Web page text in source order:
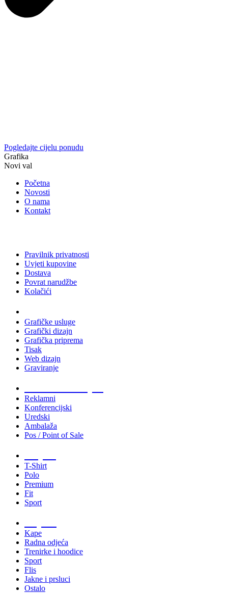
Pogledajte cijelu ponudu
Grafika
Novi val
Početna
Novosti
O nama
Kontakt
Pravilnik privatnosti
Uvjeti kupovine
Dostava
Povrat narudžbe
Kolačići
Grafičke usluge
Grafički dizajn
Grafička priprema
Tisak
Web dizajn
Graviranje
Reklamni
Konferencijski
Uredski
Ambalaža
Pos / Point of Sale
T-Shirt
Polo
Premium
Fit
Sport
Kape
Radna odjeća
Trenirke i hoodice
Sport
Flis
Jakne i prsluci
Ostalo